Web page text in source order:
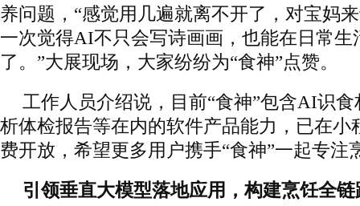
养问题，“感觉用几遍就离不开了，对宝妈
一次觉得AI不只会写诗画画，也能在日常生
了。”大展现场，大家纷纷为“食神”点赞。
工作人员介绍说，目前“食神”包含AI识
析体检报告等在内的软件产品能力，已在小
费开放，希望更多用户携手“食神”一起专注
引领垂直大模型落地应用，构建烹饪全